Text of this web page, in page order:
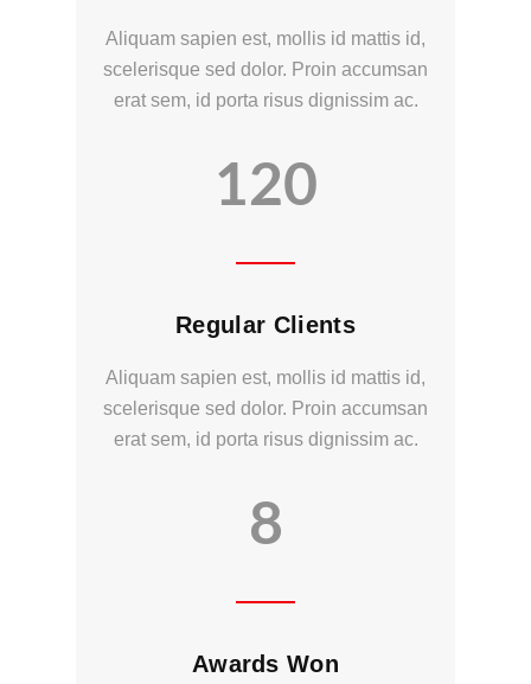
Aliquam sapien est, mollis id mattis id,
scelerisque sed dolor. Proin accumsan
erat sem, id porta risus dignissim ac.
120
Regular Clients
Aliquam sapien est, mollis id mattis id,
scelerisque sed dolor. Proin accumsan
erat sem, id porta risus dignissim ac.
8
Awards Won